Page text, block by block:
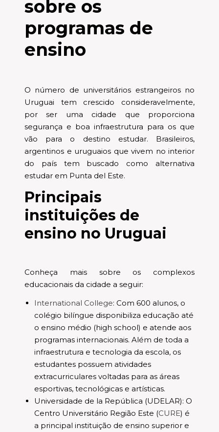
sobre os
programas de
ensino
O número de universitários estrangeiros no
Uruguai tem crescido consideravelmente,
por ser uma cidade que proporciona
segurança e boa infraestrutura para os que
vão para o destino estudar. Brasileiros,
argentinos e uruguaios que vivem no interior
do país tem buscado como alternativa
estudar em Punta del Este.
Principais
instituições de
ensino no Uruguai
Conheça mais sobre os complexos
educacionais da cidade a seguir:
International College: Com 600 alunos, o
colégio bilíngue disponibiliza educação até
o ensino médio (high school) e atende aos
programas internacionais. Além de toda a
infraestrutura e tecnologia da escola, os
estudantes possuem atividades
extracurriculares voltadas para as áreas
esportivas, tecnológicas e artísticas.
Universidade de la República (UDELAR): O
Centro Universitário Região Este (CURE) é
a principal instituição de ensino superior e